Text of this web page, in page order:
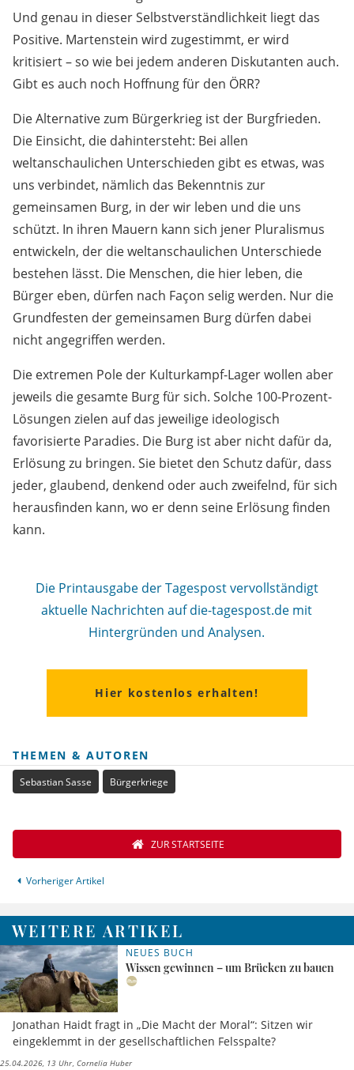
Und genau in dieser Selbstverständlichkeit liegt das
Positive. Martenstein wird zugestimmt, er wird
kritisiert – so wie bei jedem anderen Diskutanten auch.
Gibt es auch noch Hoffnung für den ÖRR?
Die Alternative zum Bürgerkrieg ist der Burgfrieden.
Die Einsicht, die dahintersteht: Bei allen
weltanschaulichen Unterschieden gibt es etwas, was
uns verbindet, nämlich das Bekenntnis zur
gemeinsamen Burg, in der wir leben und die uns
schützt. In ihren Mauern kann sich jener Pluralismus
entwickeln, der die weltanschaulichen Unterschiede
bestehen lässt. Die Menschen, die hier leben, die
Bürger eben, dürfen nach Façon selig werden. Nur die
Grundfesten der gemeinsamen Burg dürfen dabei
nicht angegriffen werden.
Die extremen Pole der Kulturkampf-Lager wollen aber
jeweils die gesamte Burg für sich. Solche 100-Prozent-
Lösungen zielen auf das jeweilige ideologisch
favorisierte Paradies. Die Burg ist aber nicht dafür da,
Erlösung zu bringen. Sie bietet den Schutz dafür, dass
jeder, glaubend, denkend oder auch zweifelnd, für sich
herausfinden kann, wo er denn seine Erlösung finden
kann.
Die Printausgabe der Tagespost vervollständigt
aktuelle Nachrichten auf die-tagespost.de mit
Hintergründen und Analysen.
Hier kostenlos erhalten!
THEMEN & AUTOREN
Sebastian Sasse Bürgerkriege
Vorheriger Artikel
ZUR STARTSEITE
WEITERE ARTIKEL
NEUES BUCH
Wissen gewinnen – um Brücken zu bauen
Jonathan Haidt fragt in „Die Macht der Moral“: Sitzen wir
eingeklemmt in der gesellschaftlichen Felsspalte?
25.04.2026, 13 Uhr Cornelia Huber